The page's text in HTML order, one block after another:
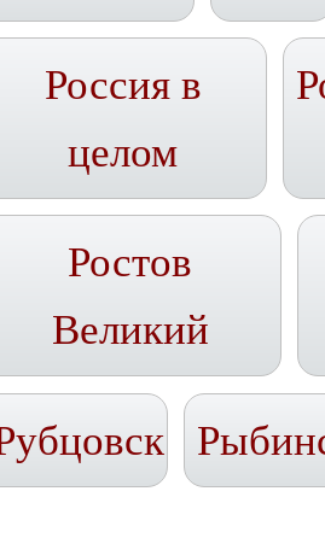
Россия в
целом
Ростов
Великий